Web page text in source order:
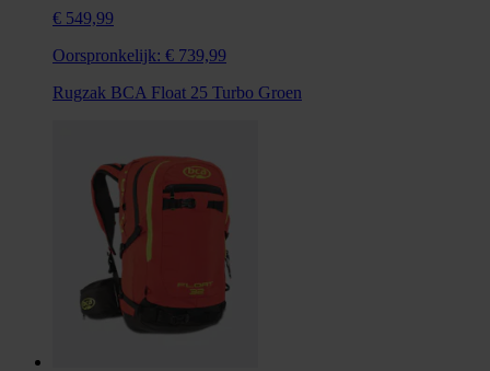
€ 549,99
Oorspronkelijk: € 739,99
Rugzak BCA Float 25 Turbo Groen